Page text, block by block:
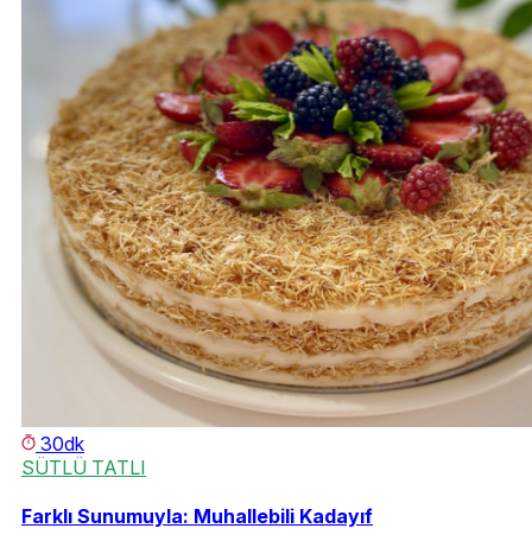
30dk
SÜTLÜ TATLI
Farklı Sunumuyla: Muhallebili Kadayıf